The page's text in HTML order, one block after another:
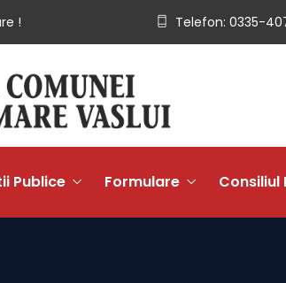
! Telefon: 0335-
Publice Formulare Consiliul